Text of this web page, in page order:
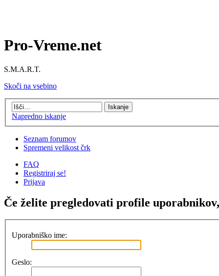
Pro-Vreme.net
S.M.A.R.T.
Skoči na vsebino
Napredno iskanje
Seznam forumov
Spremeni velikost črk
FAQ
Registriraj se!
Prijava
Če želite pregledovati profile
Uporabniško ime:
Geslo: